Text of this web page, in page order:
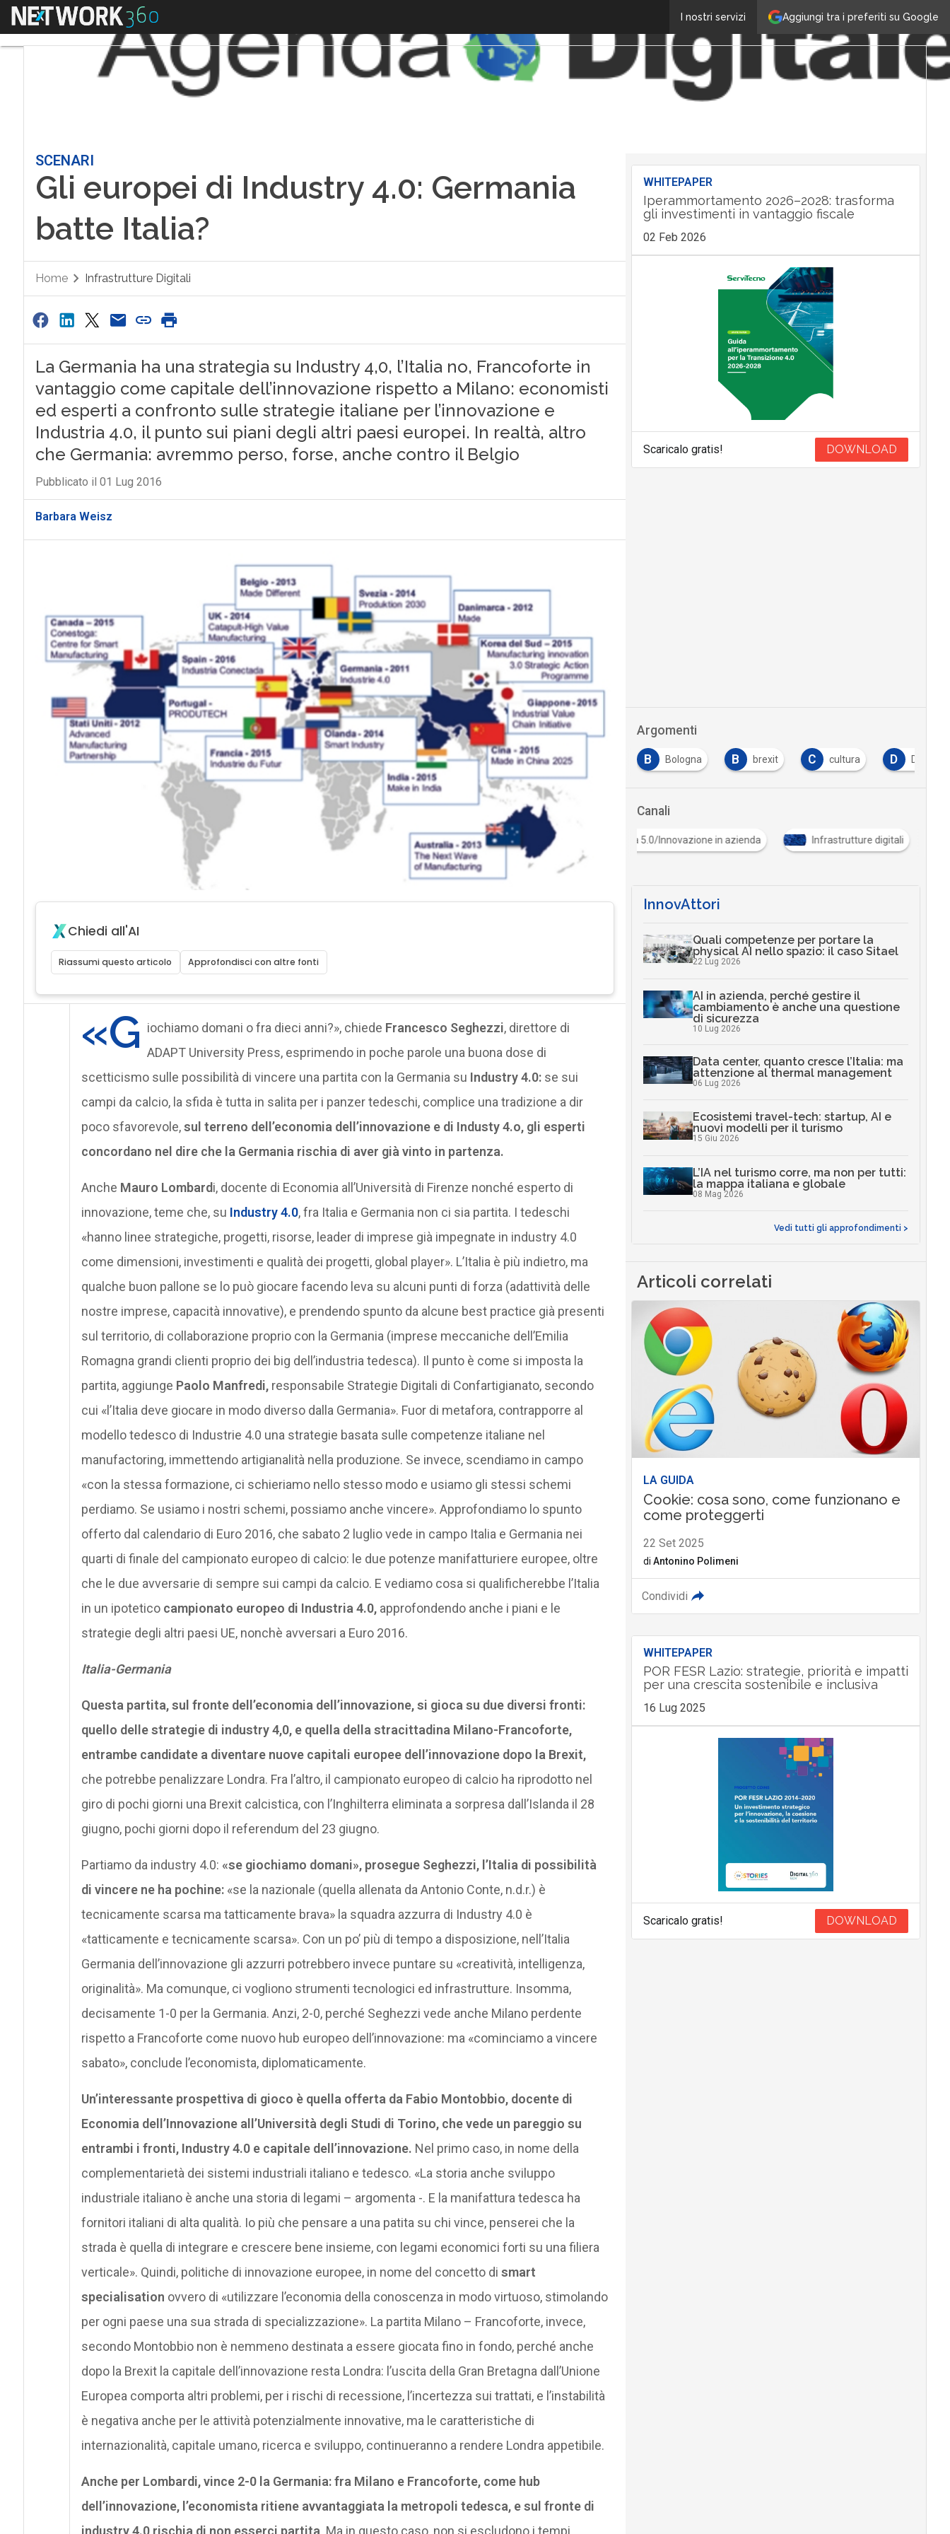
Aggiungi tra i preferiti su Google
I nostri servizi
Menu
SCENARI
Gli europei di Industry 4.0: Germania
batte Italia?
Home Infrastrutture Digitali
La Germania ha una strategia su Industry 4,0, l’Italia no, Francoforte in
vantaggio come capitale dell’innovazione rispetto a Milano: economisti
ed esperti a confronto sulle strategie italiane per l’innovazione e
Industria 4.0, il punto sui piani degli altri paesi europei. In realtà, altro
che Germania: avremmo perso, forse, anche contro il Belgio
Pubblicato il 01 Lug 2016
Barbara Weisz
Chiedi all'AI
Riassumi questo articolo Approfondisci con altre fonti
«G iochiamo domani o fra dieci anni?», chiede Francesco Seghezzi, direttore di
ADAPT University Press, esprimendo in poche parole una buona dose di
scetticismo sulle possibilità di vincere una partita con la Germania su Industry 4.0:se sui
campi da calcio, la sfida è tutta in salita per i panzer tedeschi, complice una tradizione a dir
poco sfavorevole,sul terreno dell’economia dell’innovazione e di Industy 4.o, gli esperti
concordano nel dire che la Germania rischia di aver già vinto in partenza.
Anche Mauro Lombardi, docente di Economia all’Università di Firenze nonché esperto di
innovazione, teme che, su Industry 4.0, fra Italia e Germania non ci sia partita. I tedeschi
«hanno linee strategiche, progetti, risorse, leader di imprese già impegnate in industry 4.0
come dimensioni, investimenti e qualità dei progetti, global player». L’Italia è più indietro, ma
qualche buon pallone se lo può giocare facendo leva su alcuni punti di forza (adattività delle
nostre imprese, capacità innovative), e prendendo spunto da alcune best practice già presenti
sul territorio, di collaborazione proprio con la Germania (imprese meccaniche dell’Emilia
Romagna grandi clienti proprio dei big dell’industria tedesca). Il punto è come si imposta la
partita, aggiunge Paolo Manfredi,responsabile Strategie Digitali di Confartigianato, secondo
cui «l’Italia deve giocare in modo diverso dalla Germania». Fuor di metafora, contrapporre al
modello tedesco di Industrie 4.0 una strategie basata sulle competenze italiane nel
manufactoring, immettendo artigianalità nella produzione. Se invece, scendiamo in campo
«con la stessa formazione, ci schieriamo nello stesso modo e usiamo gli stessi schemi
perdiamo. Se usiamo i nostri schemi, possiamo anche vincere». Approfondiamo lo spunto
offerto dal calendario di Euro 2016, che sabato 2 luglio vede in campo Italia e Germania nei
quarti di finale del campionato europeo di calcio: le due potenze manifatturiere europee, oltre
che le due avversarie di sempre sui campi da calcio. E vediamo cosa si qualificherebbe l’Italia
in un ipotetico campionato europeo di Industria 4.0,approfondendo anche i piani e le
strategie degli altri paesi UE, nonchè avversari a Euro 2016.
Italia-Germania
Questa partita, sul fronte dell’economia dell’innovazione, si gioca su due diversi fronti:
quello delle strategie di industry 4,0, e quella della stracittadina Milano-Francoforte,
entrambe candidate a diventare nuove capitali europee dell’innovazione dopo la Brexit,
che potrebbe penalizzare Londra. Fra l’altro, il campionato europeo di calcio ha riprodotto nel
giro di pochi giorni una Brexit calcistica, con l’Inghilterra eliminata a sorpresa dall’Islanda il 28
giugno, pochi giorni dopo il referendum del 23 giugno.
Partiamo da industry 4.0: «se giochiamo domani», prosegue Seghezzi, l’Italia di possibilità
di vincere ne ha pochine:«se la nazionale (quella allenata da Antonio Conte, n.d.r.) è
tecnicamente scarsa ma tatticamente brava» la squadra azzurra di Industry 4.0 è
«tatticamente e tecnicamente scarsa». Con un po’ più di tempo a disposizione, nell’Italia
Germania dell’innovazione gli azzurri potrebbero invece puntare su «creatività, intelligenza,
originalità». Ma comunque, ci vogliono strumenti tecnologici ed infrastrutture. Insomma,
decisamente 1-0 per la Germania. Anzi, 2-0, perché Seghezzi vede anche Milano perdente
rispetto a Francoforte come nuovo hub europeo dell’innovazione: ma «cominciamo a vincere
sabato», conclude l’economista, diplomaticamente.
Un’interessante prospettiva di gioco è quella offerta da Fabio Montobbio, docente di
Economia dell’Innovazione all’Università degli Studi di Torino, che vede un pareggio su
entrambi i fronti, Industry 4.0 e capitale dell’innovazione. Nel primo caso, in nome della
complementarietà dei sistemi industriali italiano e tedesco. «La storia anche sviluppo
industriale italiano è anche una storia di legami – argomenta -. E la manifattura tedesca ha
fornitori italiani di alta qualità. Io più che pensare a una patita su chi vince, penserei che la
strada è quella di integrare e crescere bene insieme, con legami economici forti su una filiera
verticale». Quindi, politiche di innovazione europee, in nome del concetto di smart
specialisation ovvero di «utilizzare l’economia della conoscenza in modo virtuoso, stimolando
per ogni paese una sua strada di specializzazione». La partita Milano – Francoforte, invece,
secondo Montobbio non è nemmeno destinata a essere giocata fino in fondo, perché anche
dopo la Brexit la capitale dell’innovazione resta Londra: l’uscita della Gran Bretagna dall’Unione
Europea comporta altri problemi, per i rischi di recessione, l’incertezza sui trattati, e l’instabilità
è negativa anche per le attività potenzialmente innovative, ma le caratteristiche di
internazionalità, capitale umano, ricerca e sviluppo, continueranno a rendere Londra appetibile.
Anche per Lombardi, vince 2-0 la Germania: fra Milano e Francoforte, come hub
dell’innovazione, l’economista ritiene avvantaggiata la metropoli tedesca, e sul fronte di
industry 4.0 rischia di non esserci partita . Ma in questo caso, non si escludono i tempi
WHITEPAPER
Iperammortamento 2026–2028: trasforma
gli investimenti in vantaggio fiscale
02 Feb 2026
Scaricalo gratis! DOWNLOAD
Argomenti
B B Bologna B brexit C cultura D Device
Canali
Industria 5.0/Innovazione in azienda Infrastrutture digitali
InnovAttori
Quali competenze per portare la
physical AI nello spazio: il caso Sitael
22 Lug 2026
AI in azienda, perché gestire il
cambiamento è anche una questione
di sicurezza
10 Lug 2026
Data center, quanto cresce l’Italia: ma
attenzione al thermal management
06 Lug 2026
Ecosistemi travel-tech: startup, AI e
nuovi modelli per il turismo
15 Giu 2026
L’IA nel turismo corre, ma non per tutti:
la mappa italiana e globale
08 Mag 2026
Vedi tutti gli approfondimenti >
Articoli correlati
LA GUIDA
Cookie: cosa sono, come funzionano e
come proteggerti
22 Set 2025
di Antonino Polimeni
Condividi
WHITEPAPER
POR FESR Lazio: strategie, priorità e impatti
per una crescita sostenibile e inclusiva
16 Lug 2025
Scaricalo gratis! DOWNLOAD